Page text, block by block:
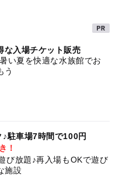
な入場チケット販売
い夏を快適な水族館でお
う
駐車場7時間で100円
！
び放題♪再入場もOKで遊び
施設